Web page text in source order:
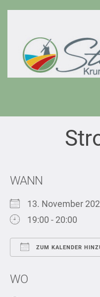
WANN
13. November
19:00 - 20:00
ZUM KALENDER
WO